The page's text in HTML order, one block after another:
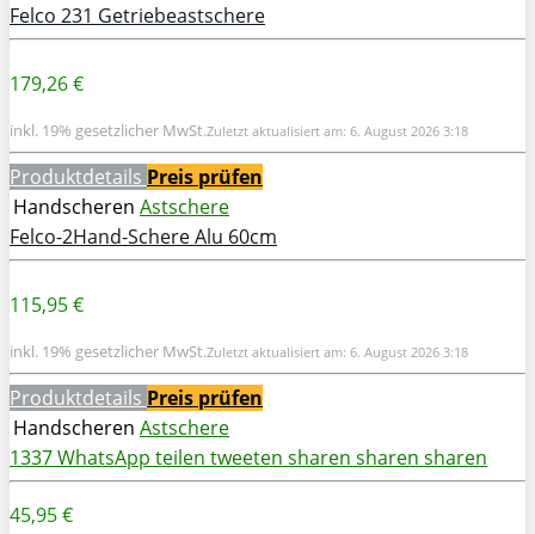
Felco 231 Getriebeastschere
179,26 €
inkl. 19% gesetzlicher MwSt.Zuletzt aktualisiert am: 6. August 2026 3:18
Produktdetails Preis prüfen
Handscheren Astschere
Felco-2Hand-Schere Alu 60cm
115,95 €
inkl. 19% gesetzlicher MwSt.Zuletzt aktualisiert am: 6. August 2026 3:18
Produktdetails Preis prüfen
Handscheren Astschere
1337WhatsApp teilen tweeten sharen sharen sharen
45,95 €